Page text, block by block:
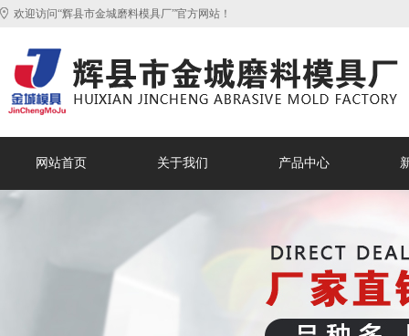
欢迎访问“辉县市金城磨料模具厂”官方网站！
网站首页 关于我们 产品中心